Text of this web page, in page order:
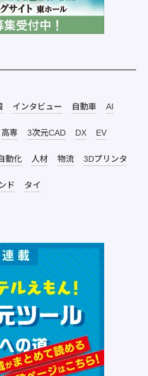
インタビュー 自動車 AI
高専 3次元CAD DX EV
動化 人材 物流 3Dプリンタ
ド タイ